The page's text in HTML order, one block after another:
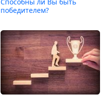
Способны ли Вы быть
победителем?